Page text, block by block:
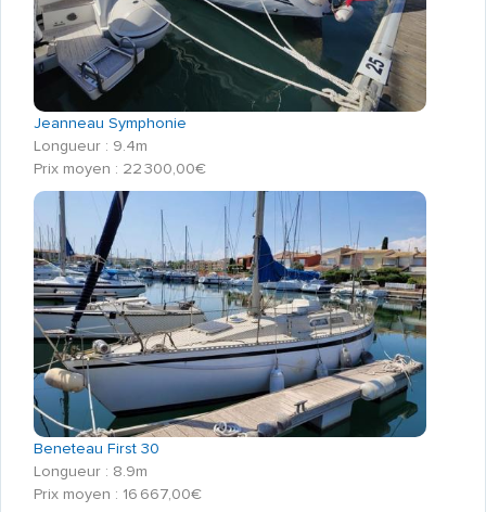
Jeanneau Symphonie
Longueur : 9.4m
Prix moyen : 22 300,00€
Beneteau First 30
Longueur : 8.9m
Prix moyen : 16 667,00€